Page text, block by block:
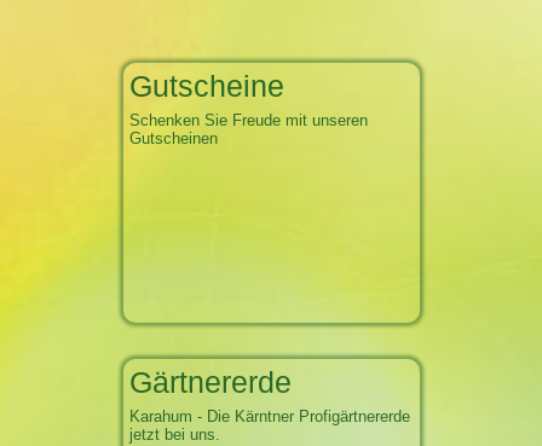
Gutscheine
Schenken Sie Freude mit unseren
Gutscheinen
Gärtnererde
Karahum - Die Kärntner Profigärtnererde
jetzt bei uns.